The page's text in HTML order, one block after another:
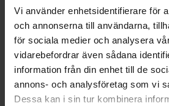
Vi använder enhetsidentifierare för
och annonserna till användarna,
för sociala medier och analysera
vidarebefordrar även sådana
information från din enhet till de
annons- och analysföretag som vi
Dessa kan i sin tur kombinera
TA NÄSTA
EXECUTIVE MBA
Lyft lönsamheten och karriären
etthelhetsperspektivpå att leda
verksamhet –
med affärsfokus
. I
Executive MBAfår du träning,
exklusivt chefsnätverk.